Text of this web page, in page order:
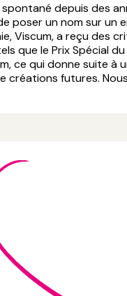
depuis des
poser un nom sur un
Viscum, a reçu des
que le Prix Spécial
ce qui donne suite à
créations futures.